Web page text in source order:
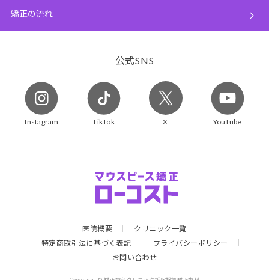
矯正の流れ
公式SNS
Instagram TikTok X YouTube
医院概要
クリニック一覧
特定商取引法に基づく表記
プライバシーポリシー
お問い合わせ